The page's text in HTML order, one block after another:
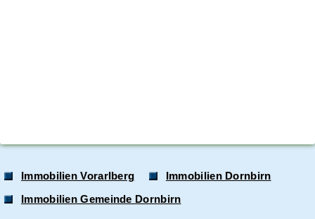
Immobilien Vorarlberg Immobilien Dornbirn
Immobilien Gemeinde Dornbirn